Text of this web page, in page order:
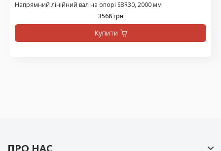
Напрямний лінійний вал на опорі SBR30, 2000 мм
3568 грн
Купити